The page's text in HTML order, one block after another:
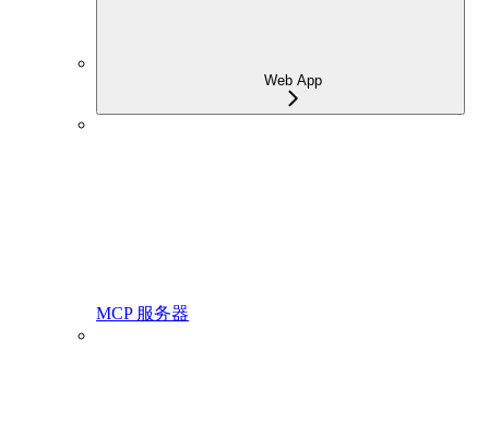
Web App
MCP 服务器